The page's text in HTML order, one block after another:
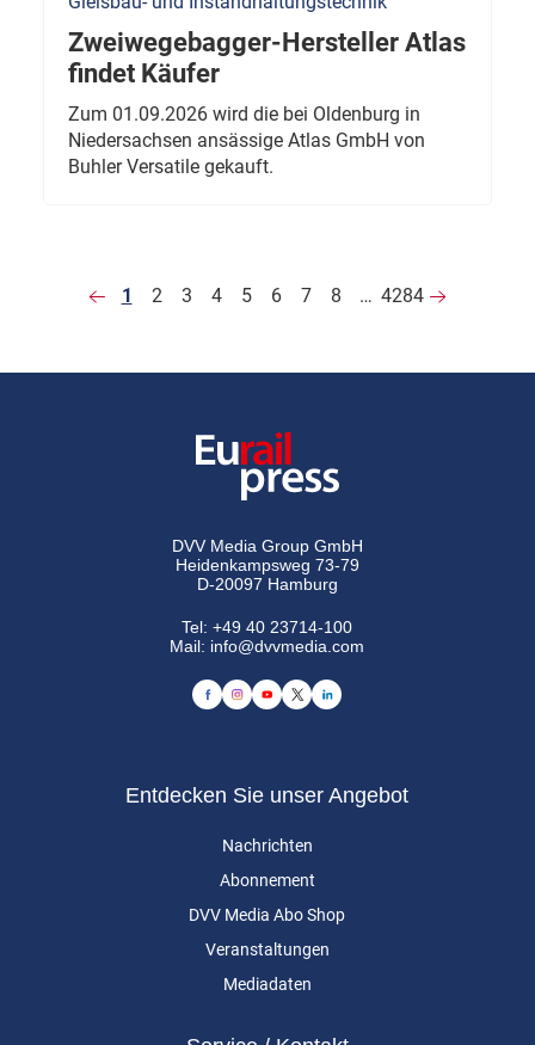
Zweiwegebagger-Hersteller Atlas
findet Käufer
Zum 01.09.2026 wird die bei Oldenburg in
Niedersachsen ansässige Atlas GmbH von
Buhler Versatile gekauft.
1 2 3 4 5 6 7 8 … 4284
DVV Media Group GmbH
Heidenkampsweg 73-79
D-20097 Hamburg
Tel:+49 40 23714-100
Mail: info@dvvmedia.com
Entdecken Sie unser Angebot
Nachrichten
Abonnement
DVV Media Abo Shop
Veranstaltungen
Mediadaten